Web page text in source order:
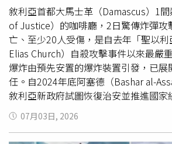
敘利亞首都大馬士革（Damascus）1
of Justice）的咖啡廳，2日驚傳炸彈攻
亡、至少20人受傷，是自去年「聖以
Elias Church）自殺攻擊事件以來最嚴
爆炸由預先安置的爆炸裝置引發，已
任。自2024年底阿塞德（Bashar al-
敘利亞新政府試圖恢復治安並推進國家
遭遇攻擊，安全情勢依然嚴峻。據《
目前，尚無任何組織出面承認犯案。
07月03日, 2026